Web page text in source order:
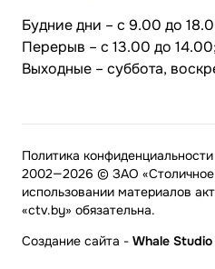
Будние дни – с 9.00 до
Перерыв – с 13.00 до 14.00;
Выходные – суббота,
2002—2026 © ЗАО
использовании материалов
«ctv.by» обязательна.
Политика конфиденциальности
Создание сайта - Whale Studio